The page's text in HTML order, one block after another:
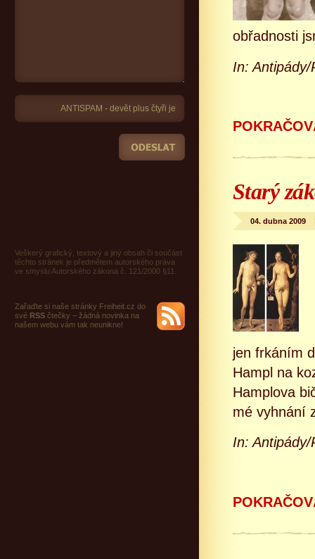
Veškerý grafický, textový a jiný obsah či součást
těchto stránek je předmětem autorského práva
ve smyslu Autorského zákona č. 121/2000 §11.
Zařaďte si naše stránky Freiheit.cz do
své RSS čtečky – žádná novinka na
našem webu vám tak neunikne!
obřadnosti
In:
Starý
04. dubna 2009
jen frkáním
Hampl na
Hamplova
mé vyhnání
In: